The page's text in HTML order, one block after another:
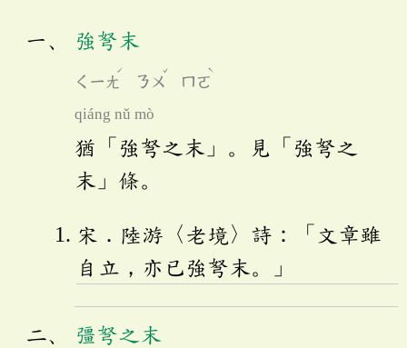
強弩末
ㄑㄧㄤ
ˊ
ㄋㄨ
ˇ
ㄇㄛ
ˋ
qiáng nǔ mò
猶「強弩之末」。見「強弩之
末」條。
宋．陸游〈老境〉詩：「文章雖
自立，亦已強弩末。」
彊弩之末